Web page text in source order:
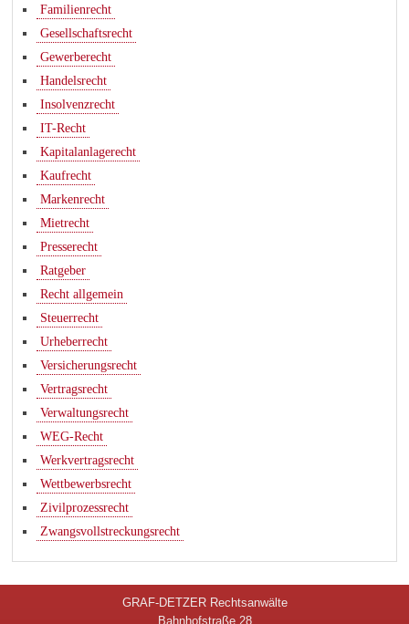
Familienrecht
Gesellschaftsrecht
Gewerberecht
Handelsrecht
Insolvenzrecht
IT-Recht
Kapitalanlagerecht
Kaufrecht
Markenrecht
Mietrecht
Presserecht
Ratgeber
Recht allgemein
Steuerrecht
Urheberrecht
Versicherungsrecht
Vertragsrecht
Verwaltungsrecht
WEG-Recht
Werkvertragsrecht
Wettbewerbsrecht
Zivilprozessrecht
Zwangsvollstreckungsrecht
GRAF-DETZER Rechtsanwälte
Bahnhofstraße 28